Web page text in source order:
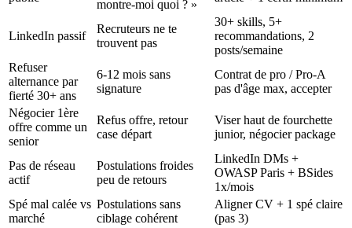
montre-moi quoi ? »
LinkedIn passif
Recruteurs ne te
trouvent pas
30+ skills, 5+
recommandations, 2
posts/semaine
Refuser
alternance par
fierté 30+ ans
6-12 mois sans
signature
Contrat de pro / Pro-A
pas d'âge max, accepter
Négocier 1ère
offre comme un
senior
Refus offre, retour
case départ
Viser haut de fourchette
junior, négocier package
Pas de réseau
actif
Postulations froides
peu de retours
LinkedIn DMs +
OWASP Paris + BSides
1x/mois
Spé mal calée vs
marché
Postulations sans
ciblage cohérent
Aligner CV + 1 spé claire
(pas 3)